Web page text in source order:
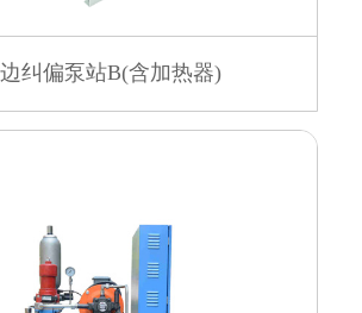
纠偏泵站B(含加热器)